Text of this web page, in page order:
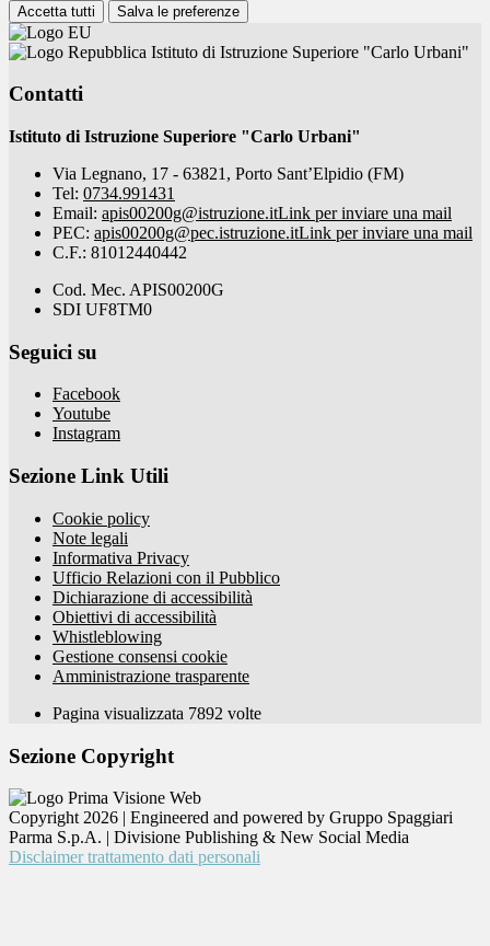
Accetta tutti Salva le preferenze
Istituto di Istruzione Superiore "Carlo Urbani"
Contatti
Istituto di Istruzione Superiore "Carlo Urbani"
Via Legnano, 17 - 63821, Porto Sant’Elpidio (FM)
Tel: 0734.991431
Email: apis00200g@istruzione.itLink per inviare una mail
PEC: apis00200g@pec.istruzione.itLink per inviare una mail
C.F.: 81012440442
Cod. Mec. APIS00200G
SDI UF8TM0
Seguici su
Facebook
Youtube
Instagram
Sezione Link Utili
Cookie policy
Note legali
Informativa Privacy
Ufficio Relazioni con il Pubblico
Dichiarazione di accessibilità
Obiettivi di accessibilità
Whistleblowing
Gestione consensi cookie
Amministrazione trasparente
Pagina visualizzata 7892 volte
Sezione Copyright
Copyright 2026 | Engineered and powered by Gruppo Spaggiari
Parma S.p.A. | Divisione Publishing & New Social Media
Disclaimer trattamento dati personali